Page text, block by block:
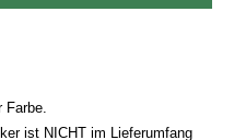
ist NICHT im Lieferumfang